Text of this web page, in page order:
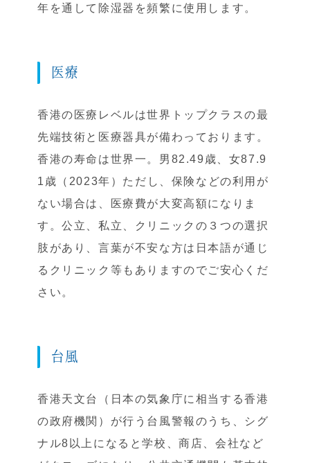
年を通して除湿器を頻繁に使用します。
医療
香港の医療レベルは世界トップクラスの最
先端技術と医療器具が備わっております。
香港の寿命は世界一。男82.49歳、女87.9
1歳（2023年）ただし、保険などの利用が
ない場合は、医療費が大変高額になりま
す。公立、私立、クリニックの３つの選択
肢があり、言葉が不安な方は日本語が通じ
るクリニック等もありますのでご安心くだ
さい。
台風
香港天文台（日本の気象庁に相当する香港
の政府機関）が行う台風警報のうち、シグ
ナル8以上になると学校、商店、会社など